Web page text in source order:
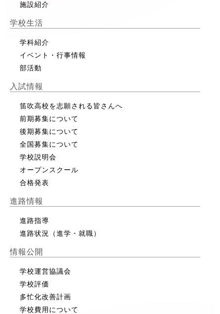
施設紹介
学校生活
学科紹介
イベント・行事情報
部活動
入試情報
笛吹高校を志願される皆さんへ
前期募集について
後期募集について
全国募集について
学校説明会
オープンスクール
合格発表
進路情報
進路指導
進路状況（進学・就職）
情報公開
学校運営協議会
学校評価
多忙化改善計画
学校費用について